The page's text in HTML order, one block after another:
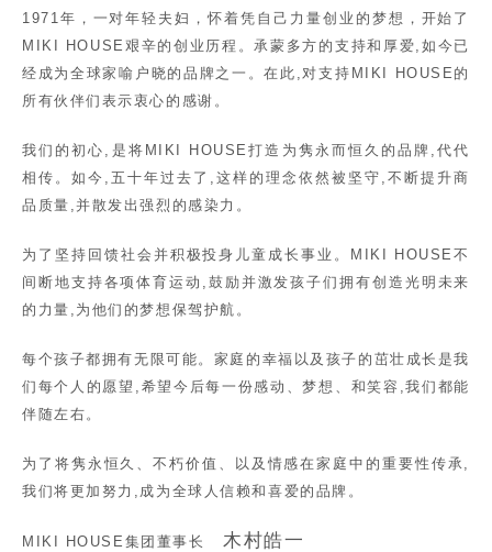
1971年，一对年轻夫妇，怀着凭自己力量创业的梦想，开始了
MIKI HOUSE艰辛的创业历程。承蒙多方的支持和厚爱,如今已
经成为全球家喻户晓的品牌之一。在此,对支持MIKI HOUSE的
所有伙伴们表示衷心的感谢。
我们的初心,是将MIKI HOUSE打造为隽永而恒久的品牌,代代
相传。如今,五十年过去了,这样的理念依然被坚守,不断提升商
品质量,并散发出强烈的感染力。
为了坚持回馈社会并积极投身儿童成长事业。MIKI HOUSE不
间断地支持各项体育运动,鼓励并激发孩子们拥有创造光明未来
的力量,为他们的梦想保驾护航。
每个孩子都拥有无限可能。家庭的幸福以及孩子的茁壮成长是我
们每个人的愿望,希望今后每一份感动、梦想、和笑容,我们都能
伴随左右。
为了将隽永恒久、不朽价值、以及情感在家庭中的重要性传承,
我们将更加努力,成为全球人信赖和喜爱的品牌。
MIKI HOUSE集团董事长 木村皓一